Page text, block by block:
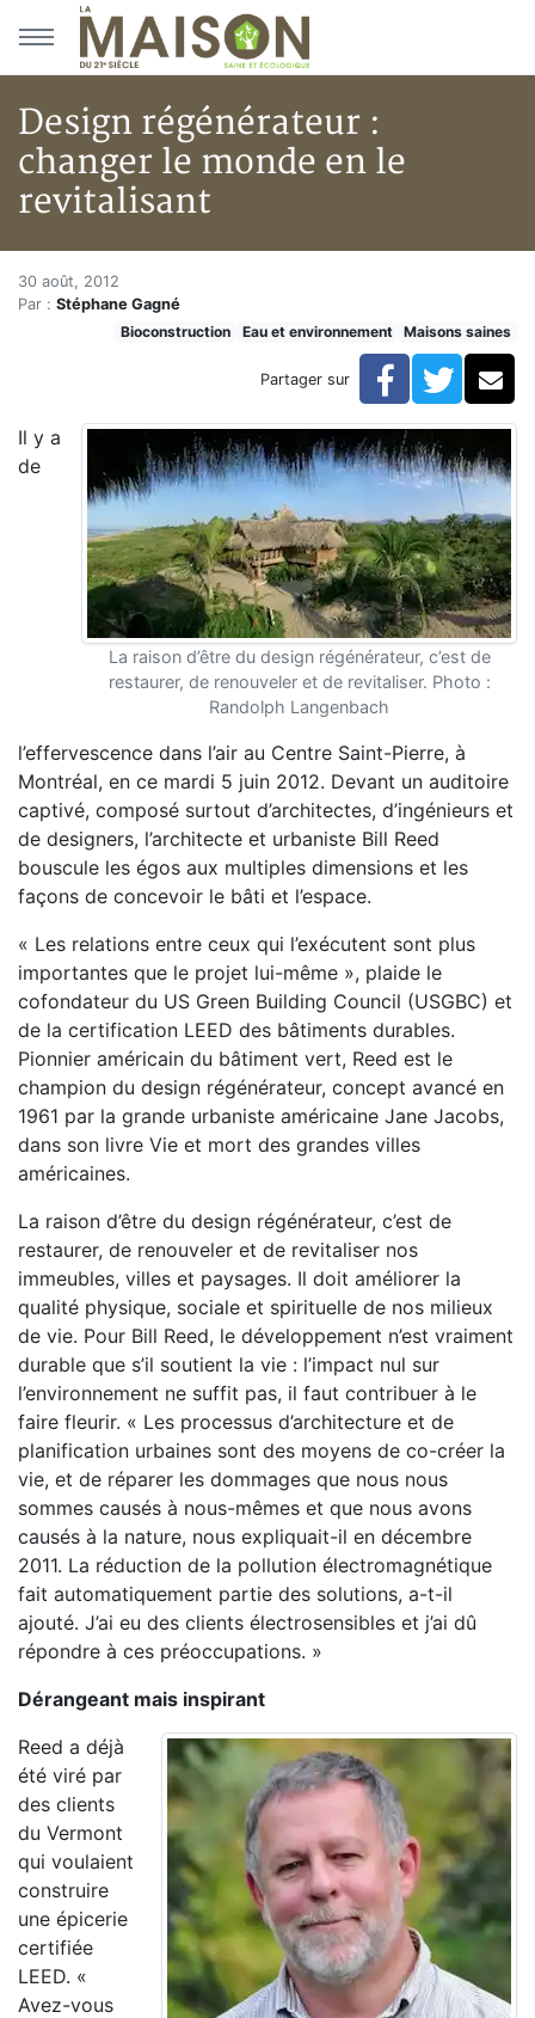
Aller au menu principal
Aller au contenu principal
Design régénérateur :
changer le monde en le
revitalisant
Accueil
Articles
Maisons saines
Hypersensibilités environnementales
Design régénérateur : changer le monde en le
Design régénérateur :
30 août, 2012
Par : Stéphane Gagné
Bioconstruction
Eau et environnement Maisons saines
Partager sur Facebook
La raison d’être du design régénérateur, c’est de
restaurer, de renouveler et de revitaliser. Photo :
Randolph Langenbach
Il y a
de
l’effervescence dans l’air au Centre Saint-Pierre, à
Montréal, en ce mardi 5 juin 2012. Devant un auditoire
captivé, composé surtout d’architectes, d’ingénieurs et
de designers, l’architecte et urbaniste Bill Reed
bouscule les égos aux multiples dimensions et les
façons de concevoir le bâti et l’espace.
« Les relations entre ceux qui l’exécutent sont plus
importantes que le projet lui-même », plaide le
cofondateur du US Green Building Council (USGBC) et
de la certification LEED des bâtiments durables.
Pionnier américain du bâtiment vert, Reed est le
champion du design régénérateur, concept avancé en
1961 par la grande urbaniste américaine Jane Jacobs,
dans son livre Vie et mort des grandes villes
américaines.
La raison d’être du design régénérateur, c’est de
restaurer, de renouveler et de revitaliser nos
immeubles, villes et paysages. Il doit améliorer la
qualité physique, sociale et spirituelle de nos milieux
de vie. Pour Bill Reed, le développement n’est vraiment
durable que s’il soutient la vie : l’impact nul sur
l’environnement ne suffit pas, il faut contribuer à le
faire fleurir. « Les processus d’architecture et de
planification urbaines sont des moyens de co-créer la
vie, et de réparer les dommages que nous nous
sommes causés à nous-mêmes et que nous avons
causés à la nature, nous expliquait-il en décembre
2011. La réduction de la pollution électromagnétique
fait automatiquement partie des solutions, a-t-il
ajouté. J’ai eu des clients électrosensibles et j’ai dû
répondre à ces préoccupations. »
Dérangeant mais inspirant
Reed a déjà
été viré par
des clients
du Vermont
qui voulaient
construire
une épicerie
certifiée
LEED. «
Avez-vous